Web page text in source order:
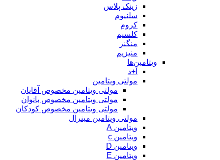
زینک پلاس
سلنیوم
کروم
کلسیم
منگنز
منیزیم
ویتامین‌ها
آ+د
مولتی ویتامین
مولتی ویتامین مخصوص آقایان
مولتی ویتامین مخصوص بانوان
مولتی ویتامین مخصوص کودکان
مولتی ویتامین مینرال
ویتامین A
ویتامین c
ویتامین D
ویتامین E